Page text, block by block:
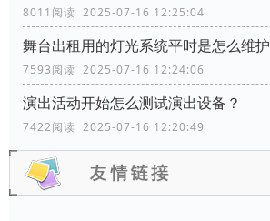
8011阅读 2025-07-16 12:25:04
舞台出租用的灯光系统平时是怎么维
7593阅读 2025-07-16 12:24:06
演出活动开始怎么测试演出设备？
7422阅读 2025-07-16 12:20:49